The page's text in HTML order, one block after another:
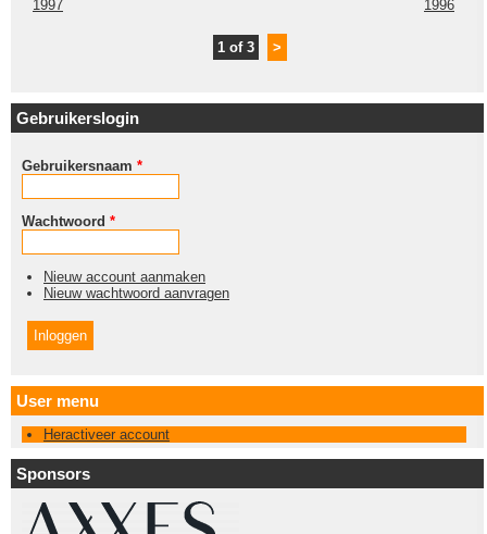
1997
1996
1 of 3 >
Gebruikerslogin
Gebruikersnaam *
Wachtwoord *
Nieuw account aanmaken
Nieuw wachtwoord aanvragen
User menu
Heractiveer account
Sponsors